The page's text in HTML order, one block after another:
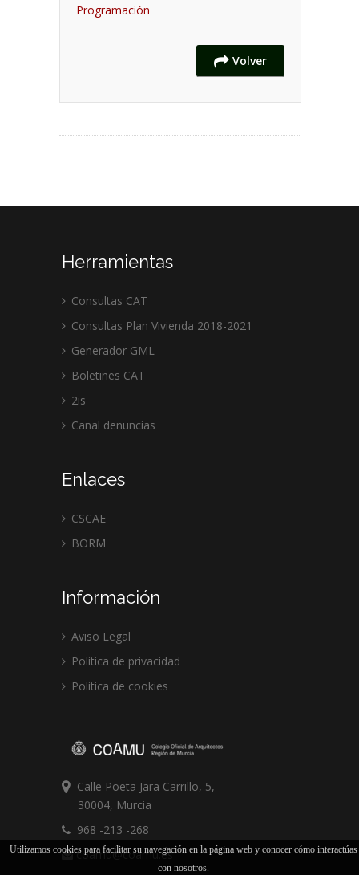
Utilizamos cookies para facilitar su navegación en la página web y conocer cómo interactúas
con nosotros.
Programación
Volver
Herramientas
Consultas CAT
Consultas Plan Vivienda 2018-2021
Generador GML
Boletines CAT
2is
Canal denuncias
Enlaces
CSCAE
BORM
Información
Aviso Legal
Politica de privacidad
Politica de cookies
Calle Poeta Jara Carrillo, 5,
30004, Murcia
968 -213 -268
coamu@coamu.es